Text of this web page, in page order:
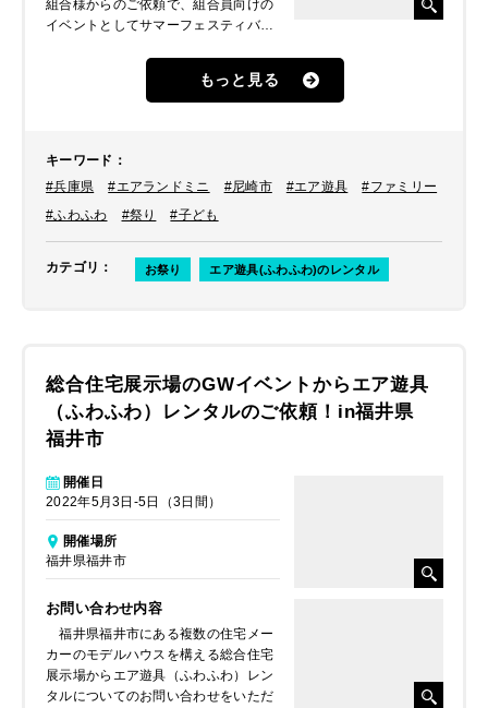
組合様からのご依頼で、組合員向けの
イベントとしてサマーフェスティバル
を出展予定。その中の1つとしてエア
遊具（ふわふわ）を子ども向けコンテ
もっと見る
キーワード ：
#兵庫県
#エアランドミニ #尼崎市 #エア遊具
#ファミリー
#ふわふわ
#祭り #子ども
カテゴリ ： お祭り エア遊具(ふわふわ)のレンタル
総合住宅展示場のGWイベントからエア遊具
（ふわふわ）レンタルのご依頼！in福井県
福井市
開催日
2022年5月3日-5日（3日間）
開催場所
福井県福井市
お問い合わせ内容
福井県福井市にある複数の住宅メー
カーのモデルハウスを構える総合住宅
展示場からエア遊具（ふわふわ）レン
タルについてのお問い合わせをいただ